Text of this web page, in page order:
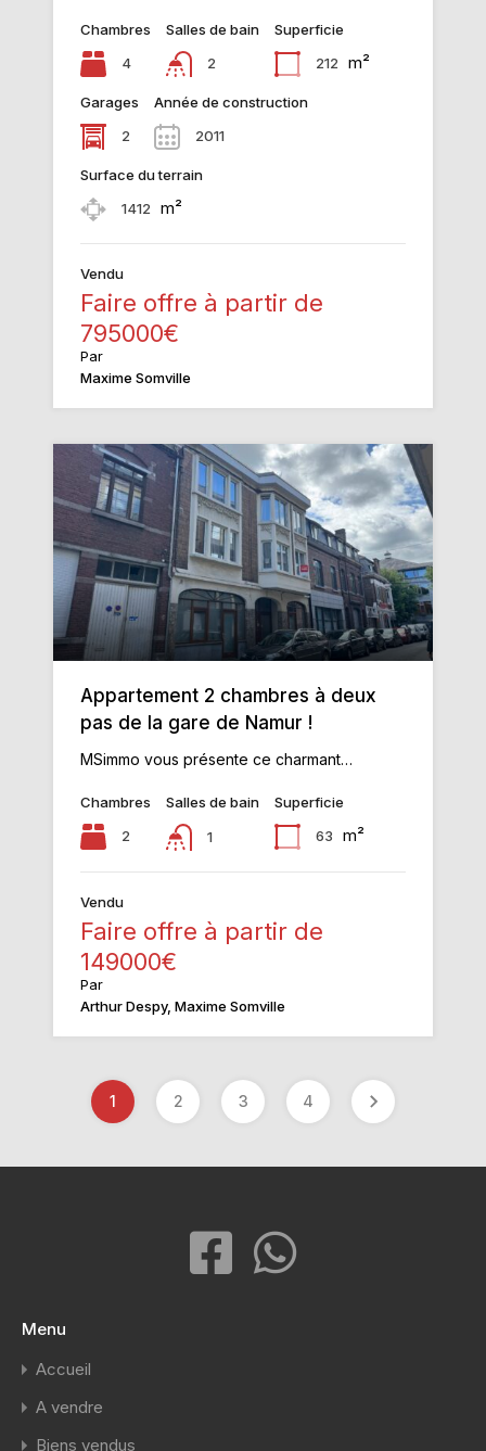
Chambres
4
Salles de bain
2
Superficie
212
m²
Garages
2
Année de construction
2011
Surface du terrain
1412
m²
Vendu
Faire offre à partir de
795000€
Par
Maxime Somville
Appartement 2 chambres à deux
pas de la gare de Namur !
MSimmo vous présente ce charmant…
Chambres
2
Salles de bain
1
Superficie
63
m²
Vendu
Faire offre à partir de
149000€
Par
Arthur Despy, Maxime Somville
1 2 3 4
Menu
Accueil
A vendre
Biens vendus